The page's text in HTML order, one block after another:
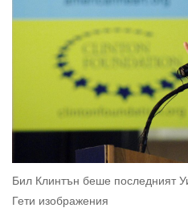
Бил Клинтън беше последният
Гети изображения